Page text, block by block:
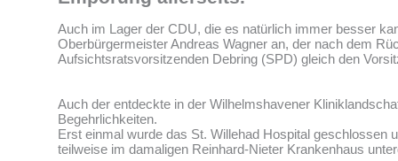
Auch im Lager der CDU, die es natürlich immer besser
Oberbürgermeister Andreas Wagner an, der nach dem
Aufsichtsratsvorsitzenden Debring (SPD) gleich den
Auch der entdeckte in der Wilhelmshavener
Begehrlichkeiten.
Erst einmal wurde das St. Willehad Hospital geschlossen
teilweise im damaligen Reinhard-Nieter Krankenhaus